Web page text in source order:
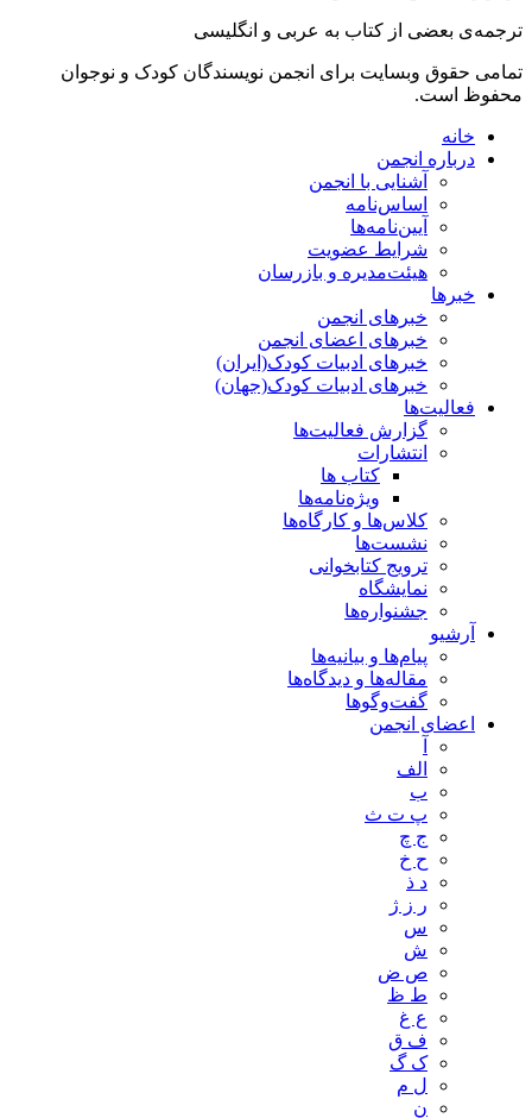
ترجمه‌ی بعضی از کتاب به عربی و انگلیسی
تمامی حقوق وبسایت برای انجمن نویسندگان کودک و نوجوان
محفوظ است.
خانه
درباره انجمن
آشنایی با انجمن
اساس‌نامه
آیین‌نامه‌ها
شرایط عضویت
هیئت‌مدیره و بازرسان
خبرها
خبرهای انجمن
خبرهای اعضای انجمن
خبرهای ادبیات کودک(ایران)
خبرهای ادبیات کودک(جهان)
فعالیت‌ها
گزارش فعالیت‌ها
انتشارات
کتاب ها
ویژه‌نامه‌ها
کلاس‌ها و کارگاه‌ها
نشست‌ها
ترویج کتابخوانی
نمایشگاه
جشنواره‌ها
آرشیو
پیام‌ها و بیانیه‌ها
مقاله‌ها و دیدگاه‌ها
گفت‌وگوها
اعضای انجمن
الف
ب
پ ت ث
ج چ
ح خ
د ذ
ر ز ژ
س
ش
ص ض
ط ظ
ع غ
ف ق
ک گ
ل م
ن